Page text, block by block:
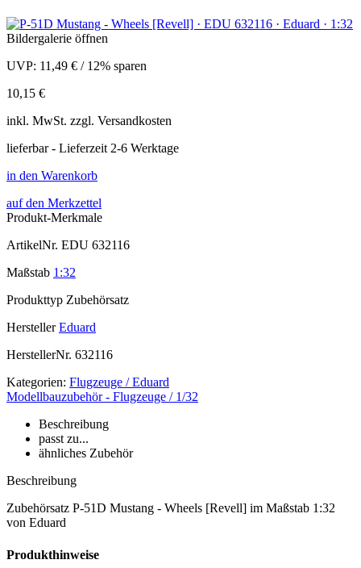
Bildergalerie öffnen
UVP: 11,49 € / 12% sparen
10,15 €
inkl. MwSt. zzgl. Versandkosten
lieferbar - Lieferzeit 2-6 Werktage
in den Warenkorb
auf den Merkzettel
Produkt-Merkmale
ArtikelNr. EDU 632116
Maßstab 1:32
Produkttyp Zubehörsatz
Hersteller Eduard
HerstellerNr. 632116
Kategorien: Flugzeuge / Eduard
Modellbauzubehör - Flugzeuge / 1/32
Beschreibung
passt zu...
ähnliches Zubehör
Beschreibung
Zubehörsatz P-51D Mustang - Wheels [Revell] im Maßstab 1:32
von Eduard
Produkthinweise